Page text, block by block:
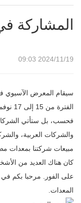
للتموين
المشاركة
2024/11/19 09:03
سيقام المعرض الآسيوي
فحسب، بل ستأتي الشركات
والشركات العربية،
مبيعات شركتنا بمعدات
كان هناك العديد من
على الفور. مرحبا بكم
المعدات.